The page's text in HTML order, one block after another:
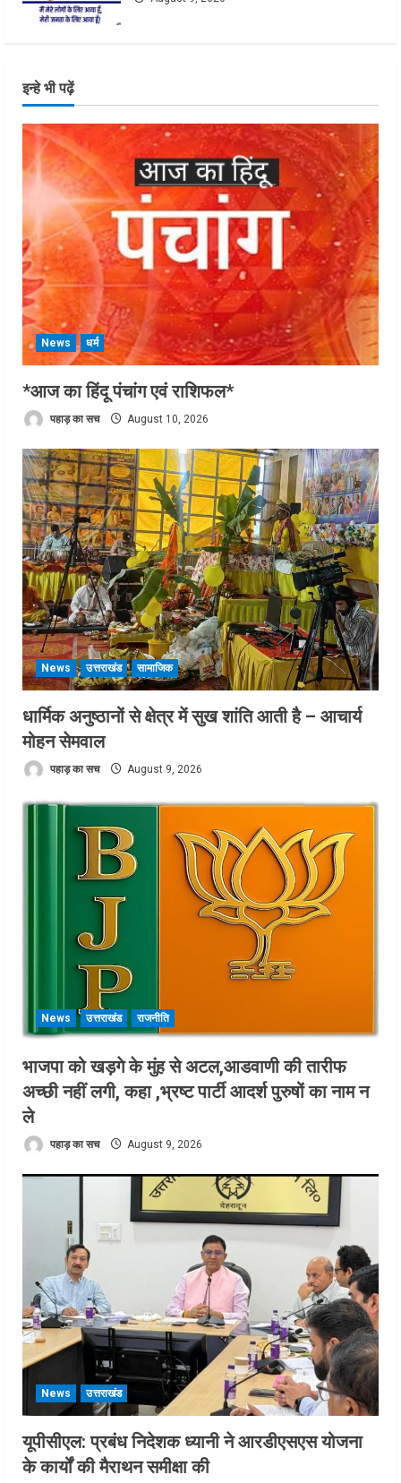
इन्हे भी पढ़ें
News धर्म
*आज का हिंदू पंचांग एवं राशिफल*
पहाड़ का सच August 10, 2026
News उत्तराखंड सामाजिक
धार्मिक अनुष्ठानों से क्षेत्र में सुख शांति आती है – आचार्य
मोहन सेमवाल
पहाड़ का सच August 9, 2026
News उत्तराखंड राजनीति
भाजपा को खड़गे के मुंह से अटल,आडवाणी की तारीफ
अच्छी नहीं लगी, कहा ,भ्रष्ट पार्टी आदर्श पुरुषों का नाम न
ले
पहाड़ का सच August 9, 2026
News उत्तराखंड
यूपीसीएल: प्रबंध निदेशक ध्यानी ने आरडीएसएस योजना
के कार्यों की मैराथन समीक्षा की